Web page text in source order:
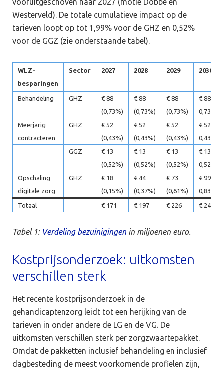
vooruitgeschoven naar 2027 (motie Dobbe en
Westerveld). De totale cumulatieve impact op de
tarieven loopt op tot 1,99% voor de GHZ en 0,52%
voor de GGZ (zie onderstaande tabel).
WLZ-
besparingen
Sector 2027 2028 2029 2030
Behandeling GHZ
€ 88
(0,73%)
€ 88
(0,73%)
€ 88
(0,73%)
€ 88 (-
0,73%)
Meerjarig
contracteren
GHZ
€ 52
(0,43%)
€ 52
(0,43%)
€ 52
(0,43%)
€ 52 (-
0,43%)
GGZ
€ 13
(0,52%)
€ 13
(0,52%)
€ 13
(0,52%)
€ 13 (-
0,52%)
Opschaling
digitale zorg
GHZ
€ 18
(0,15%)
€ 44
(0,37%)
€ 73
(0,61%)
€ 99 (-
0,83%)
Totaal € 171 € 197 € 226 € 249
Tabel 1: Verdeling bezuinigingen in miljoenen euro.
Kostprijsonderzoek: uitkomsten
verschillen sterk
Het recente kostprijsonderzoek in de
gehandicaptenzorg leidt tot een herijking van de
tarieven in onder andere de LG en de VG. De
uitkomsten verschillen sterk per zorgzwaartepakket.
Omdat de pakketten inclusief behandeling en inclusief
dagbesteding de meest voorkomende profielen zijn,